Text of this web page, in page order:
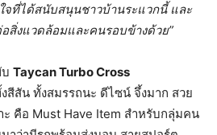
จที่ได้สนับสนุนชาวบ้านระแวกนี้ และ
สิ่งแวดล้อมและคนรอบข้างด้วย”
Taycan Turbo Cross
สีสัน ทั้งสมรรถนะ ดีไซน์ จึ้งมาก สวย
คือ Must Have Item สำหรับกลุ่มคน